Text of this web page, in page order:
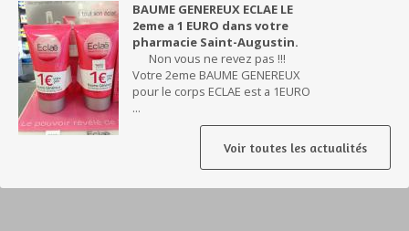
BAUME GENEREUX ECLAE LE
2eme a 1 EURO dans votre
pharmacie Saint-Augustin.
Non vous ne revez pas !!!
Votre 2eme BAUME GENEREUX
pour le corps ECLAE est a 1EURO
...
Voir toutes les actualités